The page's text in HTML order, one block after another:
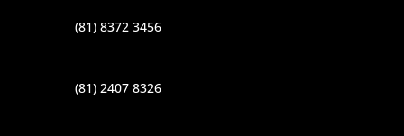
(81) 8372 3456
(81) 2407 8326